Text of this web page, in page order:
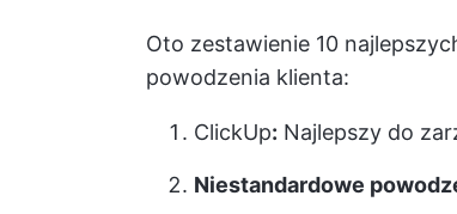
Oto zestawienie 10
powodzenia klienta:
ClickUp: Najlepszy do
Niestandardowe